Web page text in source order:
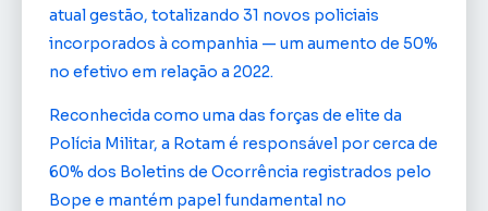
atual gestão, totalizando 31 novos policiais
incorporados à companhia — um aumento de 50%
no efetivo em relação a 2022.
Reconhecida como uma das forças de elite da
Polícia Militar, a Rotam é responsável por cerca de
60% dos Boletins de Ocorrência registrados pelo
Bope e mantém papel fundamental no